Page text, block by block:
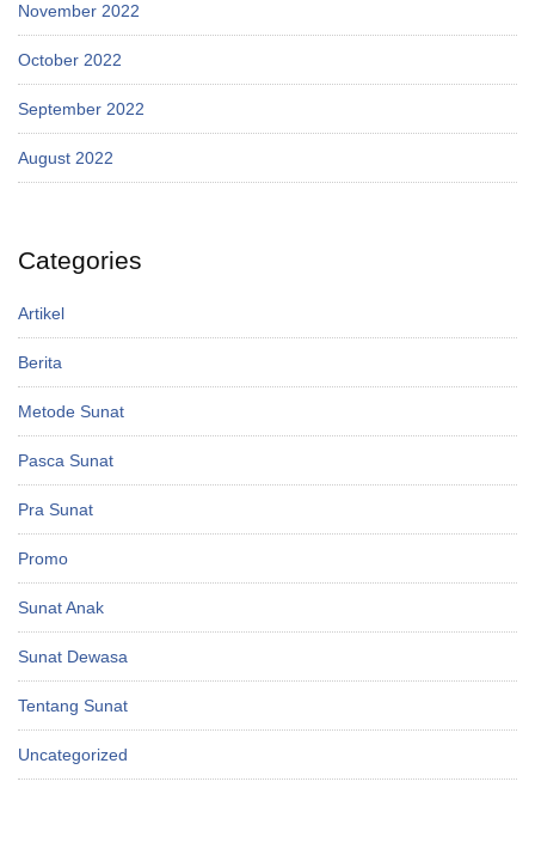
November 2022
October 2022
September 2022
August 2022
Categories
Artikel
Berita
Metode Sunat
Pasca Sunat
Pra Sunat
Promo
Sunat Anak
Sunat Dewasa
Tentang Sunat
Uncategorized